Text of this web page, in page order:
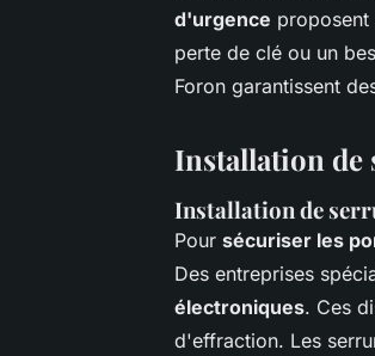
d'urgence
perte de clé ou un
Foron garantissent
Installation de
Installation de
Pour sécuriser les
Des entreprises
électroniques. Ces
d'effraction. Les